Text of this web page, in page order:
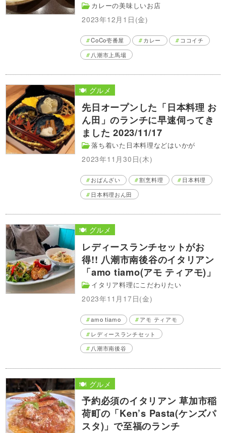
カレーの美味しいお店
2023年12月1日(金)
CoCo壱番屋 カレー
ココイチ
八潮市上馬場
先日オープンした「日本料理 お
ん田」のランチに早速伺ってき
ました 2023/11/17
落ち着いた日本料理などはいかが
2023年11月30日(木)
🍽️ グルメ
おばんざい 割烹料理
日本料理
日本料理おん田
レディースランチセットがお
得!! 八潮市南後谷のイタリアン
「amo tiamo(アモ ティアモ)」
イタリア料理にこだわりたい
2023年11月17日(金)
🍽️ グルメ
amo tiamo
アモ ティアモ
レディースランチセット
八潮市南後谷
予約必須のイタリアン 草加市稲
荷町の「Ken’s Pasta(ケンズパ
スタ)」で至福のランチ
🍽️ グルメ